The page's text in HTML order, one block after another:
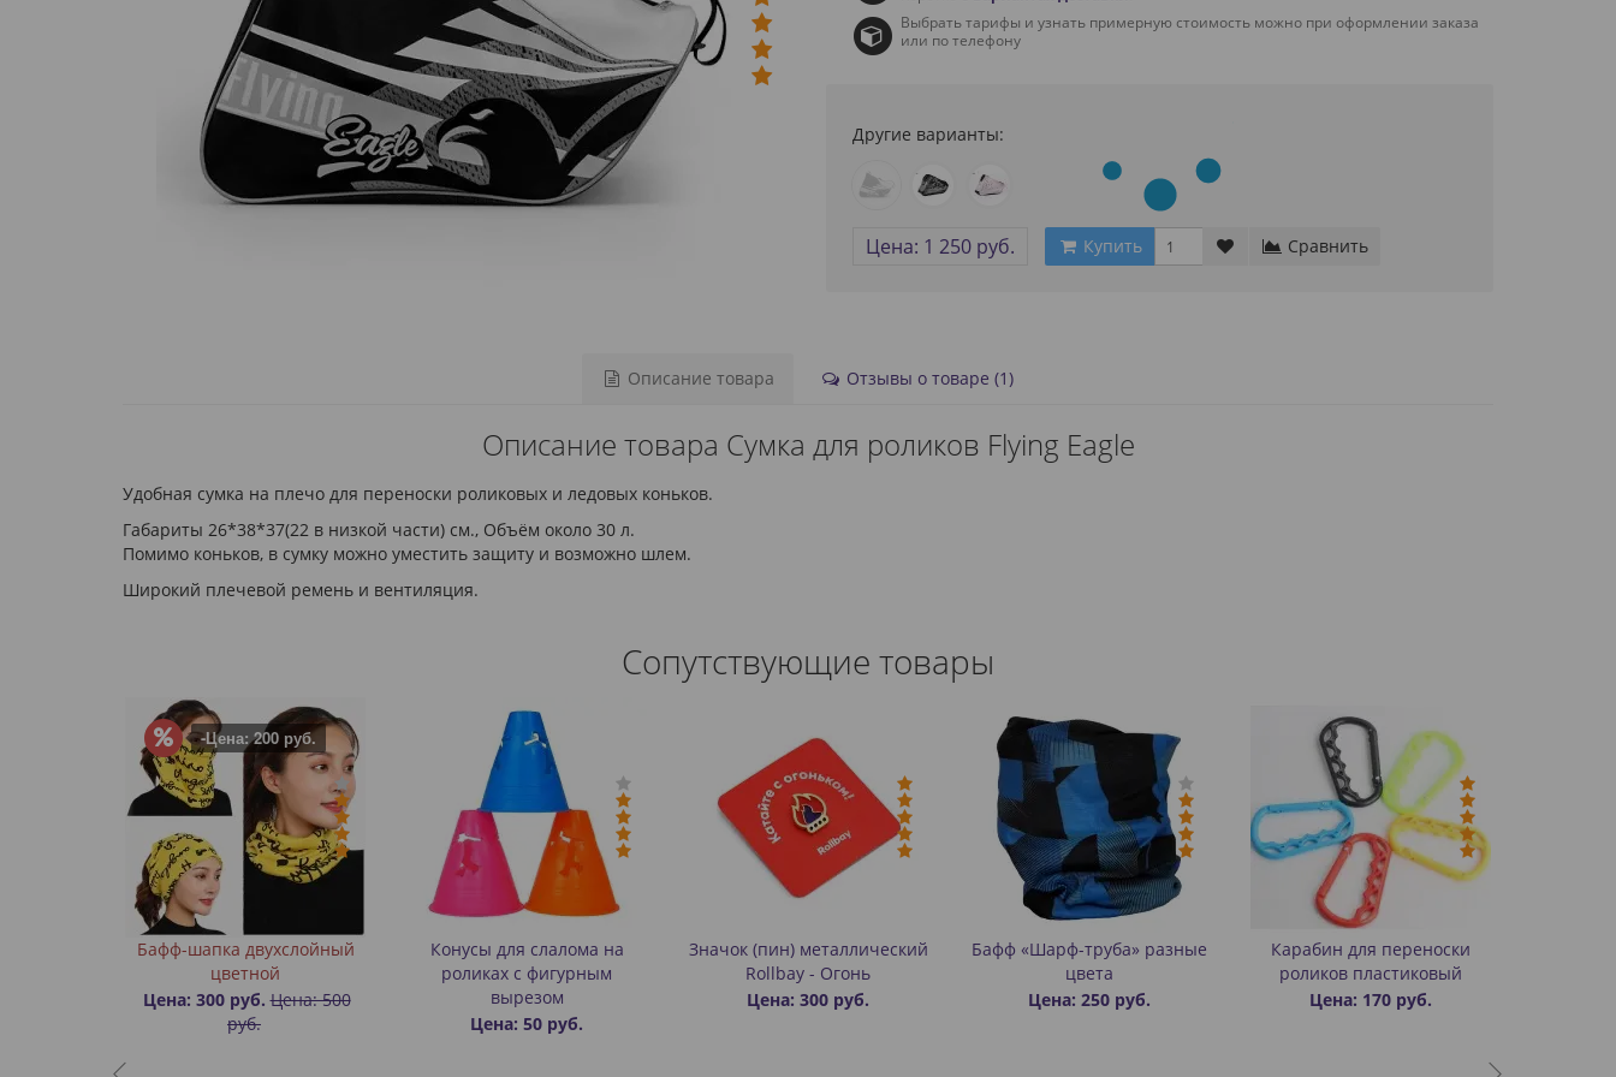
Выбрать тарифы и узнать примерную стоимость можно при оформлении заказа
или по телефону
Другие варианты:
Цена: 1 250 руб. Купить Сравнить
Описание товара Отзывы о товаре (1)
Описание товара Сумка для роликов Flying Eagle
Удобная сумка на плечо для переноски роликовых и ледовых коньков.
Габариты 26*38*37(22 в низкой части) см., Объём около 30 л.
Помимо коньков, в сумку можно уместить защиту и возможно шлем.
Широкий плечевой ремень и вентиляция.
Сопутствующие товары
-Цена: 200 руб.
Бафф-шапка двухслойный
цветной
Цена: 300 руб. Цена: 500
руб.
Конусы для слалома на
роликах с фигурным
вырезом
Цена: 50 руб.
Значок (пин) металлический
Rollbay - Огонь
Цена: 300 руб.
Бафф «Шарф-труба» разные
цвета
Цена: 250 руб.
Карабин для переноски
роликов пластиковый
Цена: 170 руб.